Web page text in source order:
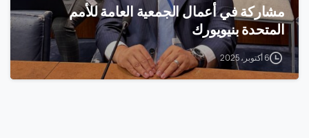
مشاركة في أعمال الجمعية العامة للأمم
المتحدة بنيويورك
6 أكتوبر، 2025